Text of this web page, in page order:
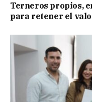
Terneros propios,
para retener el